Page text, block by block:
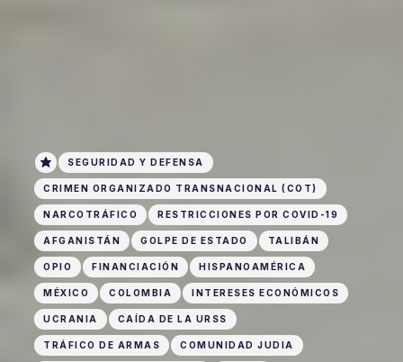
SEGURIDAD Y DEFENSA
CRIMEN ORGANIZADO TRANSNACIONAL (COT)
NARCOTRÁFICO RESTRICCIONES POR COVID-19
AFGANISTÁN GOLPE DE ESTADO TALIBÁN
OPIO FINANCIACIÓN HISPANOAMÉRICA
MÉXICO COLOMBIA INTERESES ECONÓMICOS
UCRANIA CAÍDA DE LA URSS
TRÁFICO DE ARMAS COMUNIDAD JUDIA